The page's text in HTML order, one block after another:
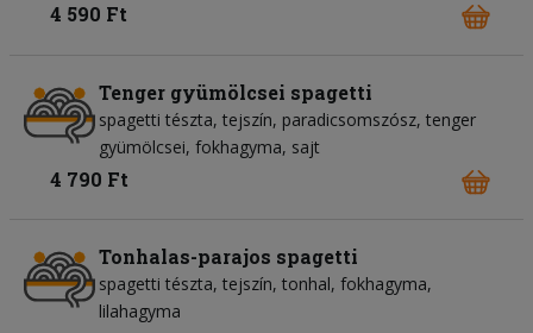
4 590 Ft
Tenger gyümölcsei spagetti
spagetti tészta tejszín paradicsomszósz tenger
gyümölcsei fokhagyma sajt
4 790 Ft
Tonhalas-parajos spagetti
spagetti tészta tejszín tonhal fokhagyma
lilahagyma